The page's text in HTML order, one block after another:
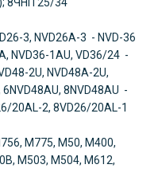
3, NVD26A-3 - NVD-36
NVD36-1AU, VD36/24 -
2U, NVD48A-2U,
8NVD48AU -
20AL-2, 8VD26/20AL-1
М775, М50, М400,
М503, М504, М612,